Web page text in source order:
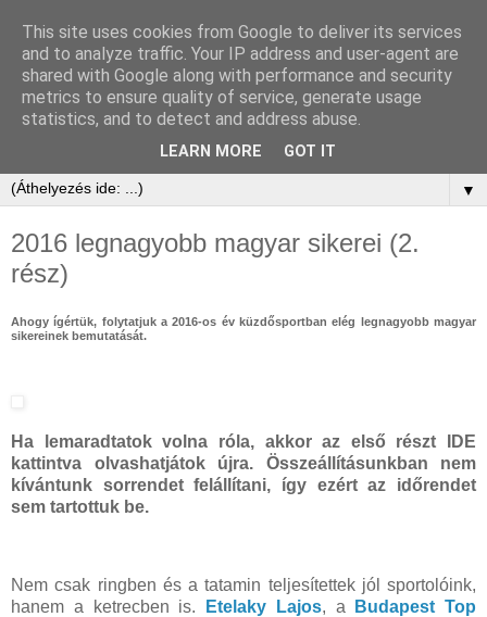
▼
2016 legnagyobb magyar sikerei (2.
rész)
Ahogy ígértük, folytatjuk a 2016-os év küzdősportban elég legnagyobb magyar
sikereinek bemutatását.
Ha lemaradtatok volna róla, akkor az első részt IDE
kattintva olvashatjátok újra. Összeállításunkban nem
kívántunk sorrendet felállítani, így ezért az időrendet
sem tartottuk be.
Nem csak ringben és a tatamin teljesítettek jól sportolóink,
hanem a ketrecben is.
Etelaky Lajos, a
Budapest Top
This site uses cookies from Google to deliver its services
and to analyze traffic. Your IP address and user-agent are
shared with Google along with performance and security
metrics to ensure quality of service, generate usage
statistics, and to detect and address abuse.
LEARN MORE GOT IT